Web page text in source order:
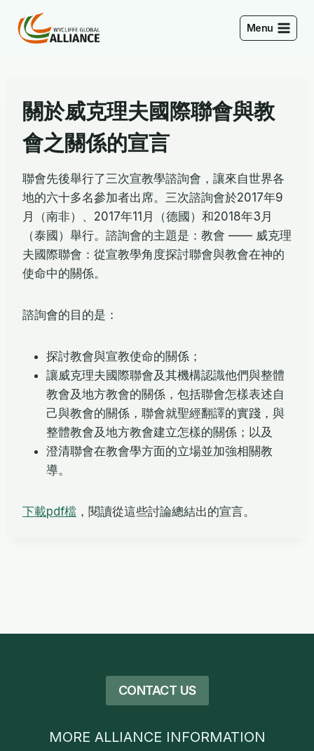
content
Menu
關於威克理夫國際聯會與教
會之關係的宣言
聯會先後舉行了三次宣教學諮詢會，讓來自世界各
地的六十多名參加者出席。三次諮詢會於2017年9
月（南非）、2017年11月（德國）和2018年3月
（泰國）舉行。諮詢會的主題是：教會 —— 威克理
夫國際聯會：從宣教學角度探討聯會與教會在神的
使命中的關係。
諮詢會的目的是：
探討教會與宣教使命的關係；
讓威克理夫國際聯會及其機構認識他們與整體
教會及地方教會的關係，包括聯會怎樣表述自
己與教會的關係，聯會就聖經翻譯的實踐，與
整體教會及地方教會建立怎樣的關係；以及
澄清聯會在教會學方面的立場並加強相關教
導。
下載pdf檔 ，閱讀從這些討論總結出的宣言。
CONTACT US
MORE ALLIANCE INFORMATION